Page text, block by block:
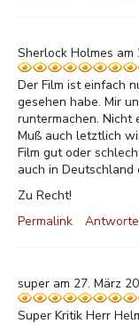
Sherlock Holmes
Der Film ist einfach
gesehen habe. Mir
runtermachen. Nicht
Muß auch letztlich
Film gut oder
auch in Deutschland
Zu Recht!
Permalink
super am 27. März
Super Kritik Herr